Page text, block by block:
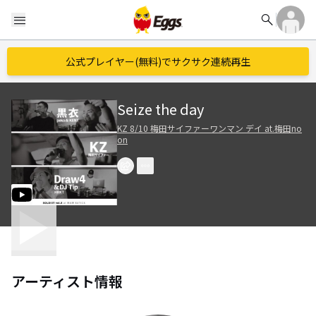
menu search
公式プレイヤー(無料)でサクサク連続再生
Seize the day
KZ 8/10 梅田サイファーワンマン デイ at.梅田no
on
アーティスト情報